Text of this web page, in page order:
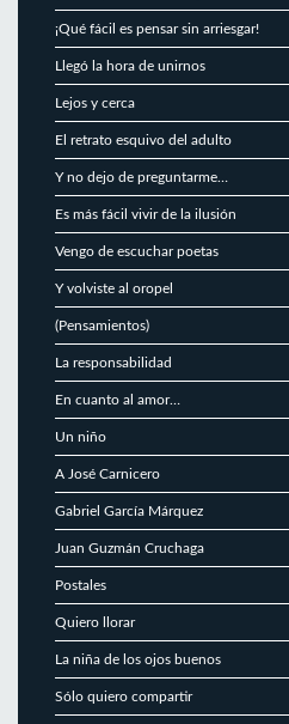
¡Qué fácil es pensar sin arriesgar!
Llegó la hora de unirnos
Lejos y cerca
El retrato esquivo del adulto
Y no dejo de preguntarme…
Es más fácil vivir de la ilusión
Vengo de escuchar poetas
Y volviste al oropel
(Pensamientos)
La responsabilidad
En cuanto al amor…
Un niño
A José Carnicero
Gabriel García Márquez
Juan Guzmán Cruchaga
Postales
Quiero llorar
La niña de los ojos buenos
Sólo quiero compartir